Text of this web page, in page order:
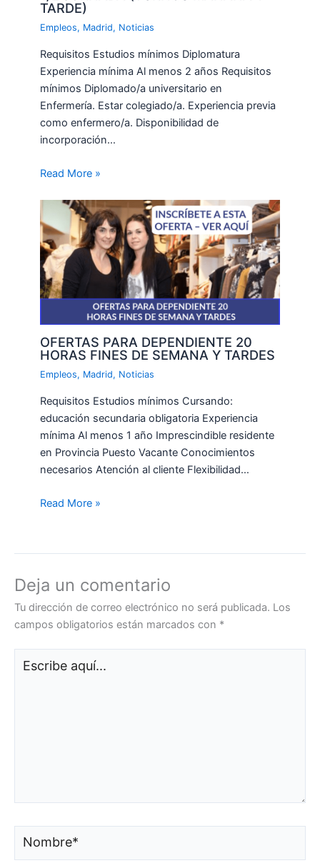
TARDE)
Empleos, Madrid, Noticias
Requisitos Estudios mínimos Diplomatura
Experiencia mínima Al menos 2 años Requisitos
mínimos Diplomado/a universitario en
Enfermería. Estar colegiado/a. Experiencia previa
como enfermero/a. Disponibilidad de
incorporación…
Read More »
OFERTAS PARA DEPENDIENTE 20
HORAS FINES DE SEMANA Y TARDES
Empleos, Madrid, Noticias
Requisitos Estudios mínimos Cursando:
educación secundaria obligatoria Experiencia
mínima Al menos 1 año Imprescindible residente
en Provincia Puesto Vacante Conocimientos
necesarios Atención al cliente Flexibilidad…
Read More »
Deja un comentario
Tu dirección de correo electrónico no será publicada. Los
campos obligatorios están marcados con *
aquí...